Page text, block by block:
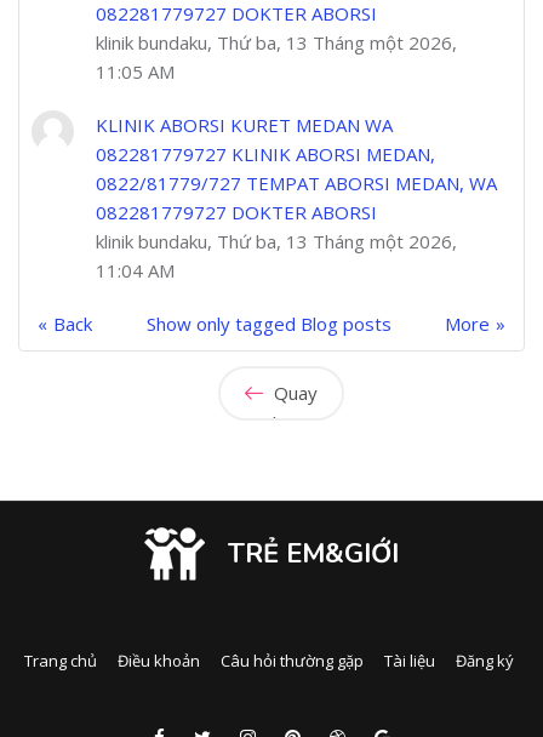
082281779727 DOKTER ABORSI
klinik bundaku, Thứ ba, 13 Tháng một 2026,
11:05 AM
KLINIK ABORSI KURET MEDAN WA
082281779727 KLINIK ABORSI MEDAN,
0822/81779/727 TEMPAT ABORSI MEDAN, WA
082281779727 DOKTER ABORSI
klinik bundaku, Thứ ba, 13 Tháng một 2026,
11:04 AM
Back More
Show only tagged Blog posts
Quay
lại
TRẺ EM&GIỚI
Trang chủ Điều khoản Câu hỏi thường gặp Tài liệu Đăng ký